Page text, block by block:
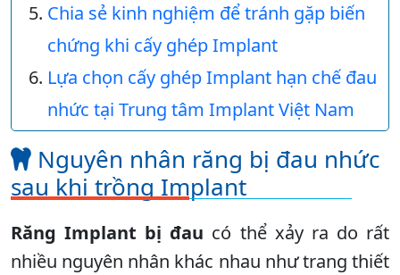
Chia sẻ kinh nghiệm để tránh gặp biến
chứng khi cấy ghép Implant
Lựa chọn cấy ghép Implant hạn chế đau
nhức tại Trung tâm Implant Việt Nam
Nguyên nhân răng bị đau nhức
sau khi trồng Implant
Răng Implant bị đau có thể xảy ra do rất
nhiều nguyên nhân khác nhau như trang thiết